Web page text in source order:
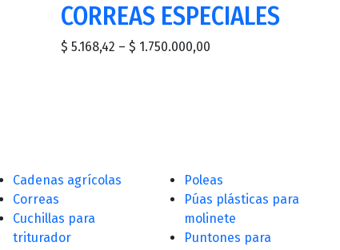
CORREAS ESPECIALES
$ 5.168,42 – $ 1.750.000,00
Cadenas agrícolas
Correas
Cuchillas para
triturador
Poleas
Púas plásticas para
molinete
Puntones para